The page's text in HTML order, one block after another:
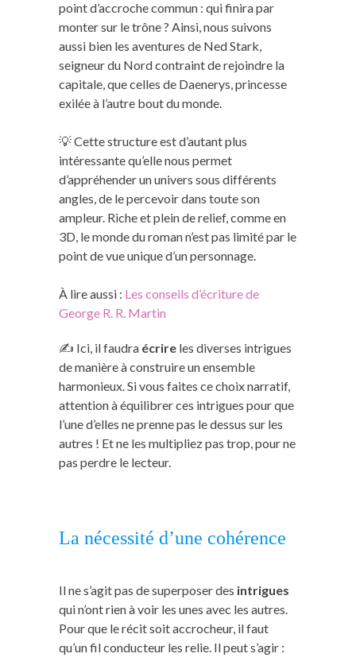
point d’accroche commun : qui finira par
monter sur le trône ? Ainsi, nous suivons
aussi bien les aventures de Ned Stark,
seigneur du Nord contraint de rejoindre la
capitale, que celles de Daenerys, princesse
exilée à l’autre bout du monde.
💡 Cette structure est d’autant plus
intéressante qu’elle nous permet
d’appréhender un univers sous différents
angles, de le percevoir dans toute son
ampleur. Riche et plein de relief, comme en
3D, le monde du roman n’est pas limité par le
point de vue unique d’un personnage.
À lire aussi : Les conseils d’écriture de
George R. R. Martin
✍️ Ici, il faudra écrire les diverses intrigues
de manière à construire un ensemble
harmonieux. Si vous faites ce choix narratif,
attention à équilibrer ces intrigues pour que
l’une d’elles ne prenne pas le dessus sur les
autres ! Et ne les multipliez pas trop, pour ne
pas perdre le lecteur.
La nécessité d’une cohérence
Il ne s’agit pas de superposer des intrigues
qui n’ont rien à voir les unes avec les autres.
Pour que le récit soit accrocheur, il faut
qu’un fil conducteur les relie. Il peut s’agir :